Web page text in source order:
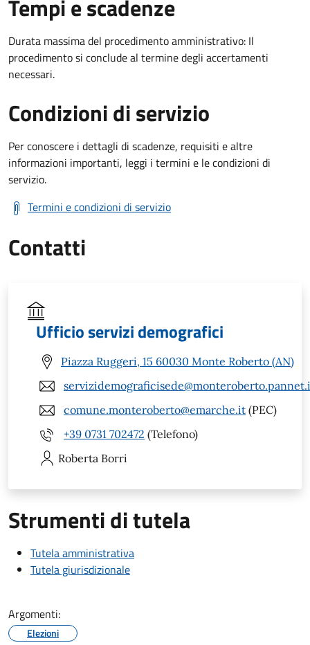
Tempi e scadenze
Durata massima del procedimento amministrativo: Il
procedimento si conclude al termine degli accertamenti
necessari.
Condizioni di servizio
Per conoscere i dettagli di scadenze, requisiti e altre
informazioni importanti, leggi i termini e le condizioni di
servizio.
Termini e condizioni di servizio
Contatti
Ufficio servizi demografici
Piazza Ruggeri, 15 60030 Monte Roberto (AN)
comune.monteroberto@emarche.it (PEC)
+39 0731 702472 (Telefono)
Roberta Borri
Strumenti di tutela
Tutela amministrativa
Tutela giurisdizionale
Argomenti:
Elezioni